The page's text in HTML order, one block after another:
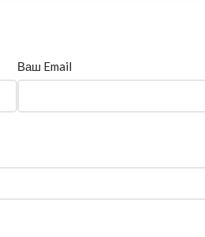
Ваш Email